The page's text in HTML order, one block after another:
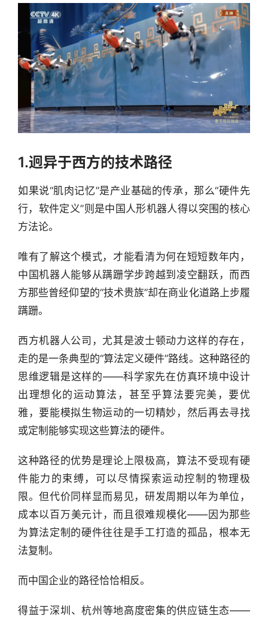
1.迥异于西方的技术路径
如果说“肌肉记忆”是产业基础的传承，那么“硬件先
行，软件定义”则是中国人形机器人得以突围的核心
方法论。
唯有了解这个模式，才能看清为何在短短数年内，
中国机器人能够从蹒跚学步跨越到凌空翻跃，而西
方那些曾经仰望的“技术贵族”却在商业化道路上步履
蹒跚。
西方机器人公司，尤其是波士顿动力这样的存在，
走的是一条典型的“算法定义硬件”路线。这种路径的
思维逻辑是这样的——科学家先在仿真环境中设计
出理想化的运动算法，甚至乎算法要完美，要优
雅，要能模拟生物运动的一切精妙，然后再去寻找
或定制能够实现这些算法的硬件。
这种路径的优势是理论上限极高，算法不受现有硬
件能力的束缚，可以尽情探索运动控制的物理极
限。但代价同样显而易见，研发周期以年为单位，
成本以百万美元计，而且很难规模化——因为那些
为算法定制的硬件往往是手工打造的孤品，根本无
法复制。
而中国企业的路径恰恰相反。
得益于深圳、杭州等地高度密集的供应链生态——